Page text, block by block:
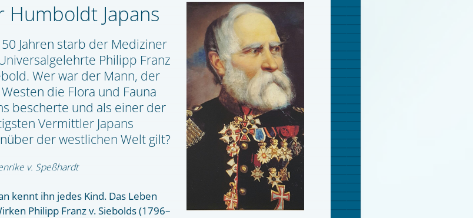
Humboldt Japans
Jahren starb der Mediziner
Philipp Franz
Wer war der Mann, der
die Flora und Fauna
bescherte und als einer der
Vermittler Japans
der westlichen Welt gilt?
v. Speßhardt
kennt ihn jedes Kind. Das Leben
Philipp Franz v. Siebolds (1796–